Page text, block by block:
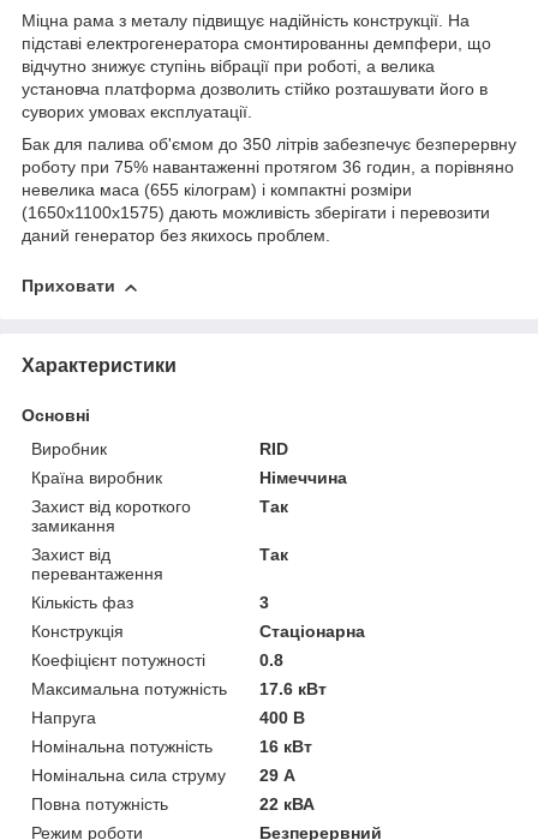
Міцна рама з металу підвищує надійність конструкції. На
підставі електрогенератора смонтированны демпфери, що
відчутно знижує ступінь вібрації при роботі, а велика
установча платформа дозволить стійко розташувати його в
суворих умовах експлуатації.
Бак для палива об'ємом до 350 літрів забезпечує безперервну
роботу при 75% навантаженні протягом 36 годин, а порівняно
невелика маса (655 кілограм) і компактні розміри
(1650x1100x1575) дають можливість зберігати і перевозити
даний генератор без якихось проблем.
Приховати
Характеристики
Основні
Виробник
RID
Країна виробник
Німеччина
Захист від короткого
замикання
Так
Захист від
перевантаження
Так
Кількість фаз
3
Конструкція
Стаціонарна
Коефіцієнт потужності
0.8
Максимальна потужність
17.6 кВт
Напруга
400 В
Номінальна потужність
16 кВт
Номінальна сила струму
29 А
Повна потужність
22 кВА
Режим роботи
Безперервний